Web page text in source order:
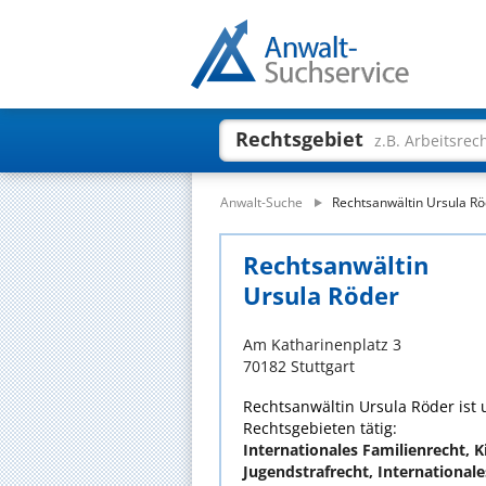
Rechtsgebiet z.B.
Anwalt-Suche Rechtsanwältin Ursula
Rechtsanwältin
Ursula Röder
Am Katharinenplatz 3
70182 Stuttgart
Rechtsanwältin Ursula Röder ist
Rechtsgebieten tätig:
Internationales Familienrecht,
Jugendstrafrecht,